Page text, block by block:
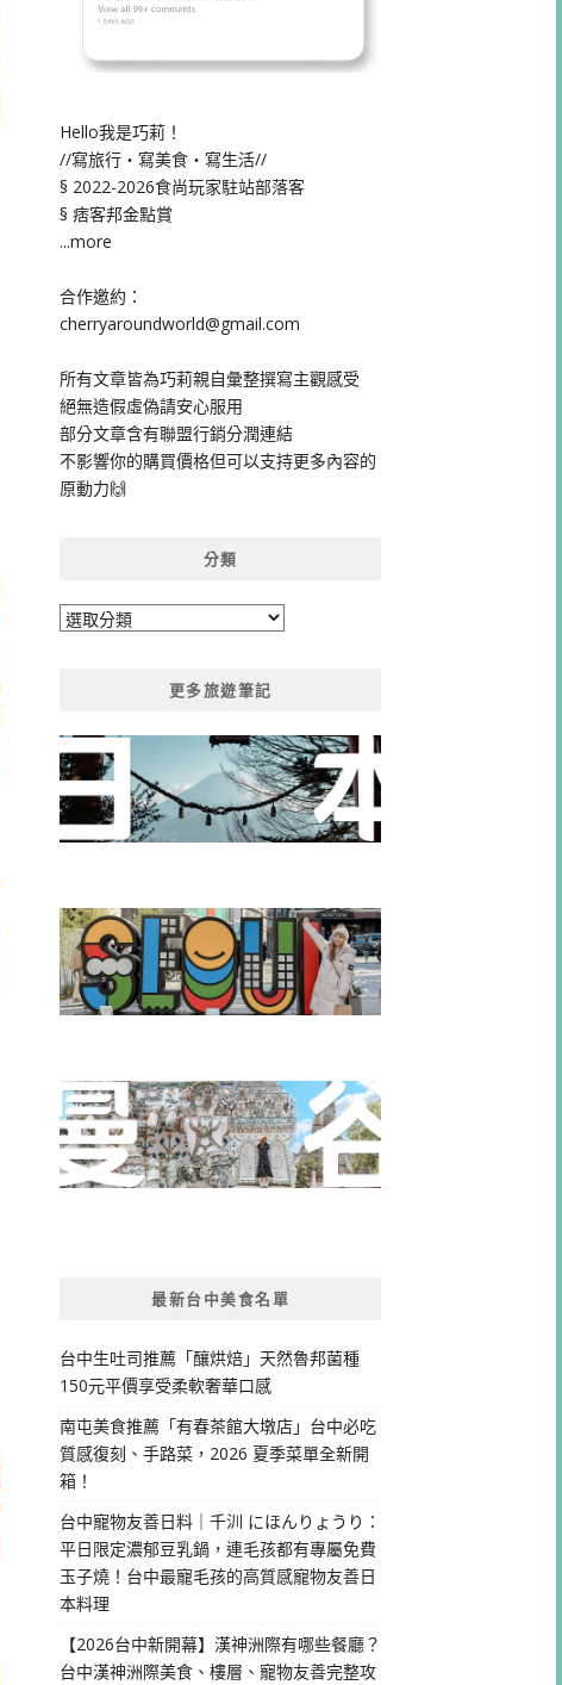
Hello我是巧莉！
//寫旅行・寫美食・寫生活//
§ 2022-2026食尚玩家駐站部落客
§ 痞客邦金點賞
...more
合作邀約：
cherryaroundworld@gmail.com
所有文章皆為巧莉親自彙整撰寫主觀感受
絕無造假虛偽請安心服用
部分文章含有聯盟行銷分潤連結
不影響你的購買價格但可以支持更多內容的
原動力🙌
分類
分
更多旅遊筆記
最新台中美食名單
台中生吐司推薦「釀烘焙」天然魯邦菌種
150元平價享受柔軟奢華口感
南屯美食推薦「有春茶館大墩店」台中必吃
質感復刻、手路菜，2026 夏季菜單全新開
箱！
台中寵物友善日料｜千汌 にほんりょうり：
平日限定濃郁豆乳鍋，連毛孩都有專屬免費
玉子燒！台中最寵毛孩的高質感寵物友善日
本料理
【2026台中新開幕】漢神洲際有哪些餐廳？
台中漢神洲際美食、樓層、寵物友善完整攻